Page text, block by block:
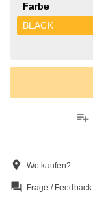
Farbe
BLACK
playlist_add
location_on Wo kaufen?
question_answer Frage / Feedback